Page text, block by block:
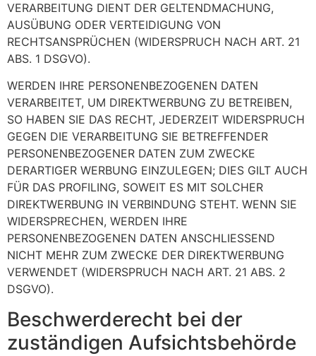
VERARBEITUNG DIENT DER GELTENDMACHUNG,
AUSÜBUNG ODER VERTEIDIGUNG VON
RECHTSANSPRÜCHEN (WIDERSPRUCH NACH ART. 21
ABS. 1 DSGVO).
WERDEN IHRE PERSONENBEZOGENEN DATEN
VERARBEITET, UM DIREKTWERBUNG ZU BETREIBEN,
SO HABEN SIE DAS RECHT, JEDERZEIT WIDERSPRUCH
GEGEN DIE VERARBEITUNG SIE BETREFFENDER
PERSONENBEZOGENER DATEN ZUM ZWECKE
DERARTIGER WERBUNG EINZULEGEN; DIES GILT AUCH
FÜR DAS PROFILING, SOWEIT ES MIT SOLCHER
DIREKTWERBUNG IN VERBINDUNG STEHT. WENN SIE
WIDERSPRECHEN, WERDEN IHRE
PERSONENBEZOGENEN DATEN ANSCHLIESSEND
NICHT MEHR ZUM ZWECKE DER DIREKTWERBUNG
VERWENDET (WIDERSPRUCH NACH ART. 21 ABS. 2
DSGVO).
Beschwerde­recht bei der
zuständigen Aufsichts­behörde